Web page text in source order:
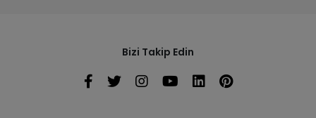
Bizi Takip Edin